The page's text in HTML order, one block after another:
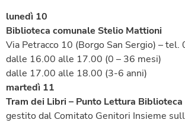
lunedì 10
Biblioteca comunale Stelio Mattioni
Via Petracco 10 (Borgo San Sergio) –
dalle 16.00 alle 17.00 (0 – 36 mesi)
dalle 17.00 alle 18.00 (3-6 anni)
martedì 11
Tram dei Libri – Punto Lettura
gestito dal Comitato Genitori Insieme